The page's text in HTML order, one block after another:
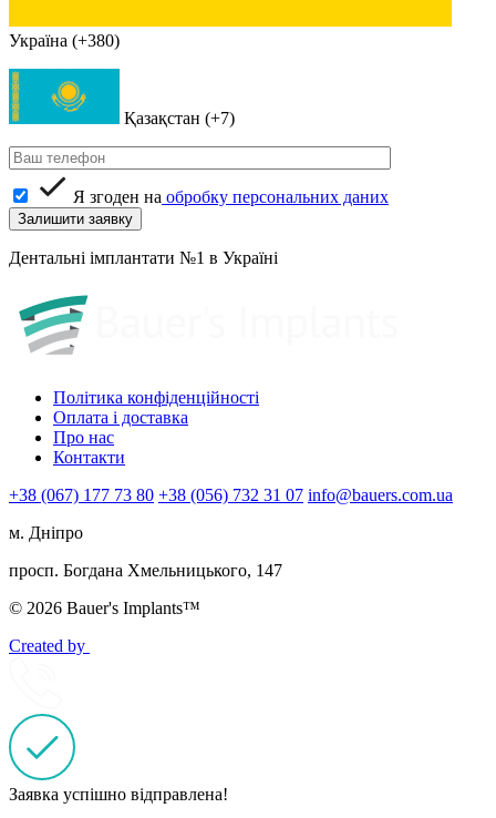
Україна (+380)
Қазақстан (+7)
Я згоден на обробку персональних даних
Дентальні імплантати №1 в Україні
Політика конфіденційності
Оплата і доставка
Про нас
Контакти
+38 (067) 177 73 80 +38 (056) 732 31 07 info@bauers.com.ua
м. Дніпро
просп. Богдана Хмельницького, 147
© 2026 Bauer's Implants™
Created by
Заявка успішно відправлена!